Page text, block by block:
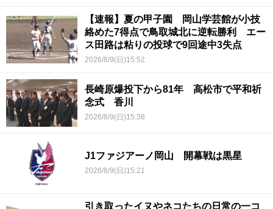
【速報】夏の甲子園 岡山学芸館が小技
絡めた7得点で鳥取城北に逆転勝利 エー
ス田路は粘りの投球で9回途中3失点
2026/8/9(日)15:52
長崎原爆投下から81年 高松市で平和祈
念式 香川
2026/8/9(日)15:38
J1ファジアーノ岡山 開幕戦は黒星
2026/8/9(日)15:21
引き取ったイヌやネコたちの日常の一コ